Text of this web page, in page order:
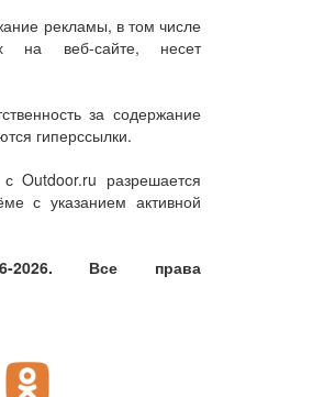
рекламы, в том числе
на веб-сайте, несет
за содержание
гиперссылки.
Outdoor.ru разрешается
с указанием активной
2026. Все права